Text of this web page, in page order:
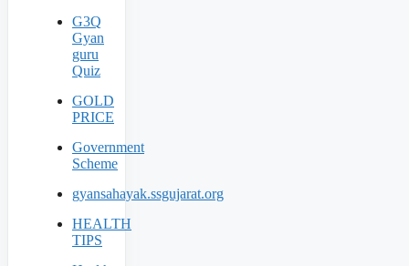
G3Q
Gyan
guru
Quiz
GOLD
PRICE
Government
Scheme
gyansahayak.ssgujarat.org
HEALTH
TIPS